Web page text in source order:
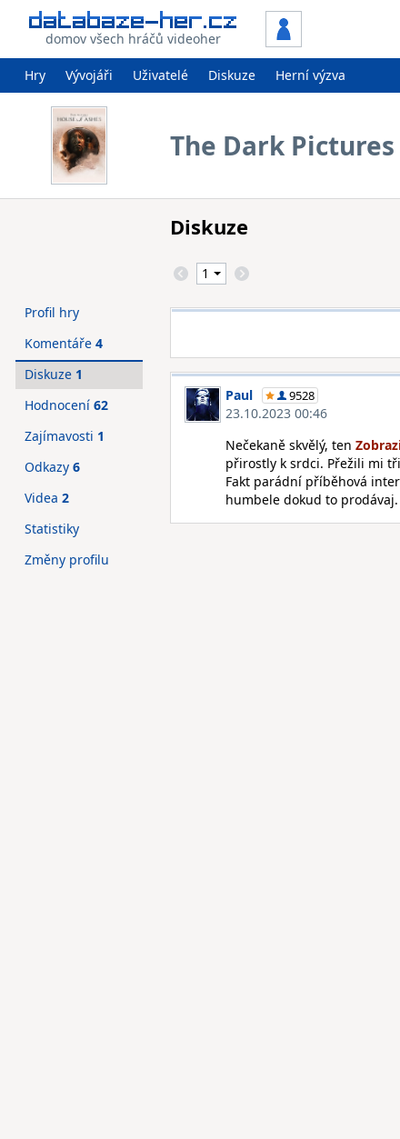
domov všech hráčů videoher
Hry Vývojáři Uživatelé Diskuze Herní výzva
The Dark
Diskuze
Paul 9528
23.10.2023 00:46
Nečekaně skvělý, ten
přirostly k srdci. Přežili mi tři
Fakt parádní příběhová
humbele dokud to prodávaj.
Profil hry
Komentáře 4
Diskuze 1
Hodnocení 62
Zajímavosti 1
Odkazy 6
Videa 2
Statistiky
Změny profilu